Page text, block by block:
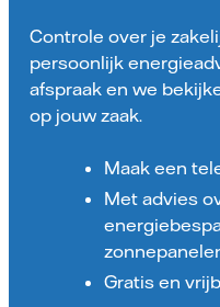
Controle over je
persoonlijk
afspraak en we
op jouw zaak.
Maak een
Met advies
Gratis en